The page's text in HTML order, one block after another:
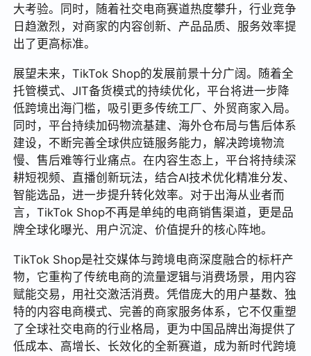
大考验。同时，随着社交电商赛道热度攀升，行业竞争
日趋激烈，对商家的内容创新、产品品质、服务效率提
出了更高标准。
展望未来，TikTok Shop的发展前景十分广阔。随着全
托管模式、JIT备货模式的持续优化，平台将进一步降
低跨境出海门槛，吸引更多传统工厂、外贸商家入局。
同时，平台持续加码物流基建、海外仓布局与售后体系
建设，不断完善全球供应链服务能力，解决跨境物流
慢、售后难等行业痛点。在内容生态上，平台将持续深
耕短视频、直播创新玩法，结合AI技术优化精准分发、
智能选品，进一步提升转化效率。对于出海从业者而
言，TikTok Shop不再是单纯的电商销售渠道，更是品
牌全球化曝光、用户沉淀、价值提升的核心阵地。
TikTok Shop是社交媒体与跨境电商深度融合的标杆产
物，它重构了传统电商的流量逻辑与消费场景，用内容
赋能交易，用社交激活消费。凭借庞大的用户基数、独
特的内容电商模式、完善的商家服务体系，它不仅重塑
了全球社交电商的行业格局，更为中国品牌出海提供了
低成本、高增长、长效化的全新赛道，成为新时代跨境